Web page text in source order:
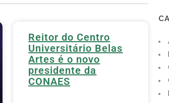
Reitor do Centro
Universitário Belas
Artes é o novo
presidente da
CONAES